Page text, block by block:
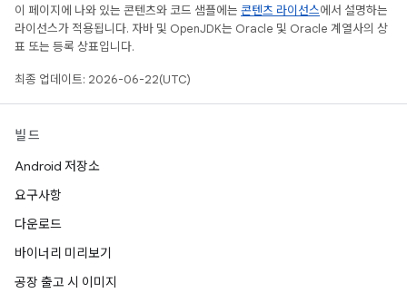
이 페이지에 나와 있는 콘텐츠와 코드 샘플에는 콘텐츠 라이선스에서 설명하는
라이선스가 적용됩니다. 자바 및 OpenJDK는 Oracle 및 Oracle 계열사의 상
표 또는 등록 상표입니다.
최종 업데이트: 2026-06-22(UTC)
빌드
Android 저장소
요구사항
다운로드
바이너리 미리보기
공장 출고 시 이미지